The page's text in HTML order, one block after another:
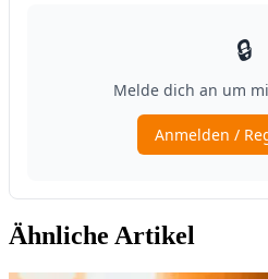
Ähnliche Artikel